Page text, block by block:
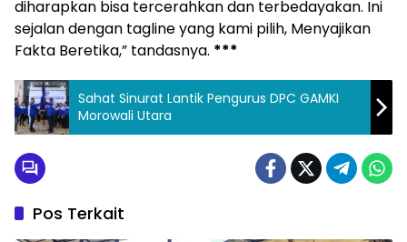
diharapkan bisa tercerahkan dan terbedayakan. Ini
sejalan dengan tagline yang kami pilih, Menyajikan
Fakta Beretika,” tandasnya. ***
Sahat Sinurat Lantik Pengurus DPC GAMKI
Morowali Utara
Pos Terkait